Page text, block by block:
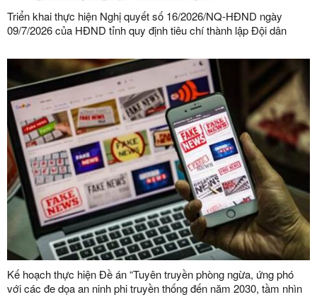
Triển khai thực hiện Nghị quyết số 16/2026/NQ-HĐND ngày
09/7/2026 của HĐND tỉnh quy định tiêu chí thành lập Đội dân
bàn tỉnh
Kế hoạch thực hiện Đề án “Tuyên truyền phòng ngừa, ứng phó
với các đe dọa an ninh phi truyền thống đến năm 2030, tầm nhìn